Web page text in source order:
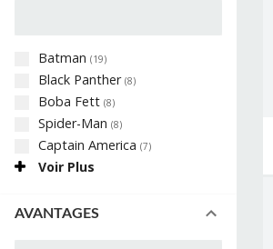
Batman (19)
Black Panther (8)
Boba Fett (8)
Spider-Man (8)
Captain America (7)
Voir Plus
AVANTAGES